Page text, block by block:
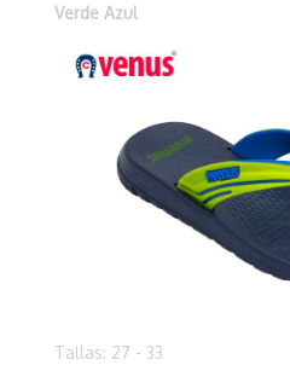
Verde Azul
Tallas: 27 - 33